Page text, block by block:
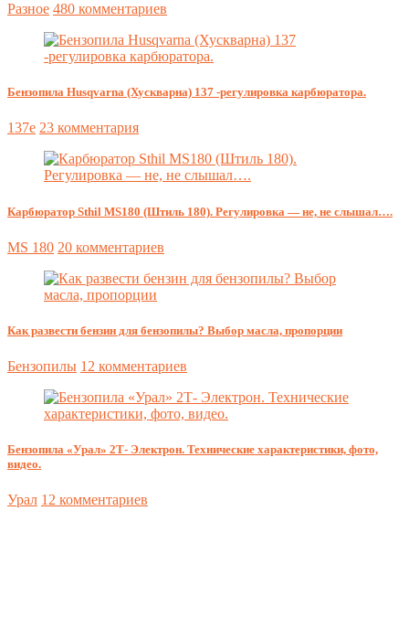
Разное 480 комментариев
Бензопила Husqvarna (Хускварна) 137 -регулировка карбюратора.
137e 23 комментария
Карбюратор Sthil MS180 (Штиль 180). Регулировка — не, не слышал….
MS 180 20 комментариев
Как развести бензин для бензопилы? Выбор масла, пропорции
Бензопилы 12 комментариев
Бензопила «Урал» 2Т- Электрон. Технические характеристики, фото,
видео.
Урал 12 комментариев